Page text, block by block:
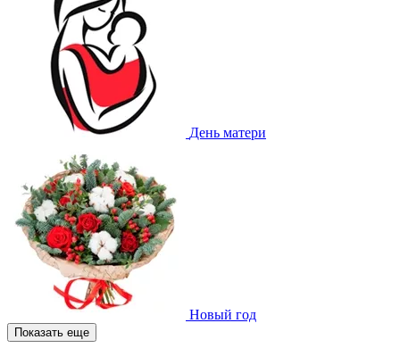
День матери
Новый год
Показать еще